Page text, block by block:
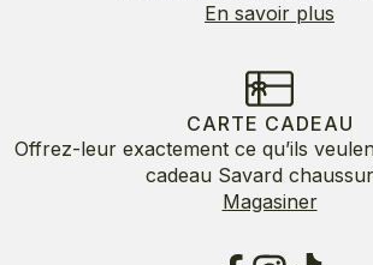
En savoir plus
CARTE CADEAU
Offrez-leur exactement ce qu’ils
cadeau Savard
Magasiner